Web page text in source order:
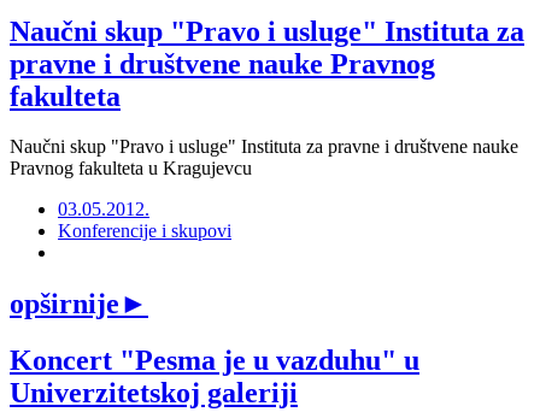
Naučni skup "Pravo i usluge" Instituta za
pravne i društvene nauke Pravnog
fakulteta
Naučni skup "Pravo i usluge" Instituta za pravne i društvene nauke
Pravnog fakulteta u Kragujevcu
03.05.2012.
Konferencije i skupovi
opširnije►
Koncert "Pesma je u vazduhu" u
Univerzitetskoj galeriji